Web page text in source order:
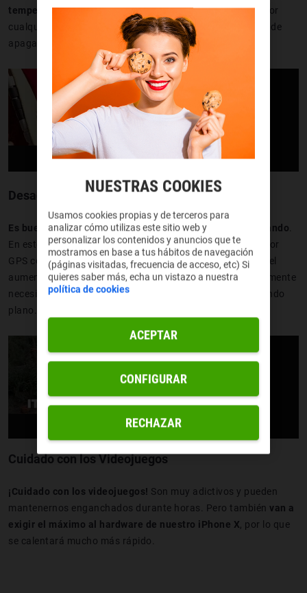
temperatura son muy perjudiciales para los iPhone. Si por
cualquier razón vas a dejarlo dentro del coche, asegúrate de
apagarlo antes.
Desactivar función GPS
Es buena idea desactivar las funciones que no estés usando
En este sentido, las conexiones Wifi o la geolocalización por
GPS consumen una gran cantidad de energía y provocan el
aumento de la temperatura. Utiliza solo las apps que realmente
necesites y elimina todos los procesos que están en segundo
plano.
Cuidado con los Videojuegos
¡Cuidado con los videojuegos! Son muy adictivos y pueden
mantenernos enganchados durante horas. Pero también van a
exigir el máximo al hardware de nuestro iPhone X , por lo que
se calentará mucho más rápido.
NUESTRAS COOKIES
Usamos cookies propias y de terceros para
analizar cómo utilizas este sitio web y
personalizar los contenidos y anuncios que te
mostramos en base a tus hábitos de navegación
(páginas visitadas, frecuencia de acceso, etc) Si
quieres saber más, echa un vistazo a nuestra
política de cookies
RECHAZAR
ACEPTAR
CONFIGURAR